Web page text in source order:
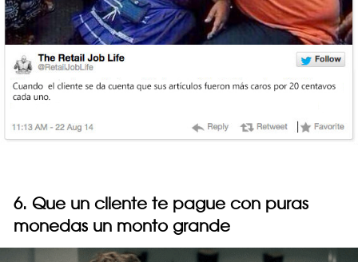
6. Que un cliente te pague con puras
monedas un monto grande